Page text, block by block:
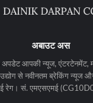
अबाउट अस
आपकी न्यूज, एंटरटेनमेंट,
से नवीनतम ब्रेकिंग न्यूज
रेग। सं. एमएसएमई